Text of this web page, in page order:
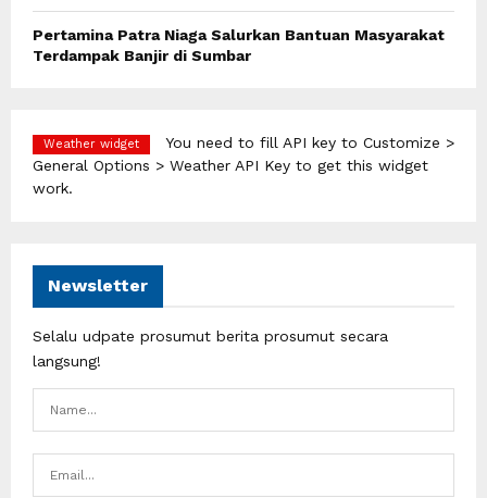
Pertamina Patra Niaga Salurkan Bantuan Masyarakat
Terdampak Banjir di Sumbar
Weather widget
You need to fill API key to Customize >
General Options > Weather API Key to get this widget
work.
Newsletter
Selalu udpate prosumut berita prosumut secara
langsung!